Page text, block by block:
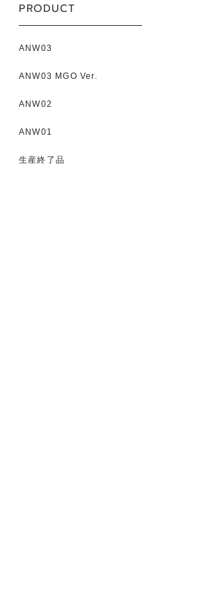
PRODUCT
ANW03
ANW03 MGO Ver.
ANW02
ANW01
生産終了品